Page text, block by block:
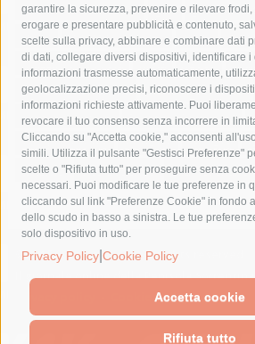
garantire la sicurezza, prevenire e rilevare frodi,
erogare e presentare pubblicità e contenuto,
scelte sulla privacy, abbinare e combinare dati
di dati, collegare diversi dispositivi, identificare
informazioni trasmesse automaticamente,
geolocalizzazione precisi, riconoscere i
informazioni richieste attivamente. Puoi
revocare il tuo consenso senza incorrere in
Cliccando su "Accetta cookie," acconsenti
simili. Utilizza il pulsante "Gestisci Preferenze"
scelte o "Rifiuta tutto" per proseguire senza
necessari. Puoi modificare le tue preferenze in
cliccando sul link "Preferenze Cookie" in fondo
dello scudo in basso a sinistra. Le tue
solo dispositivo in uso.
Privacy Policy Cookie Policy
Accetta cookie
Rifiuta tutto
fondazione sorrento
gori guardia
lavori
lorenzo balducelli mare
massimo coppola
Meta napoli
penisola sorrentina
piano di sorrento
protezione civile
Regione Campania
sindaco cuomo
sorrento studenti
turismo
Vico Equense villa fiorentino
© 2015 SorrentoPress. All rights reserved.
Il giornale online della Penisola Sorrentina
Cookie Policy